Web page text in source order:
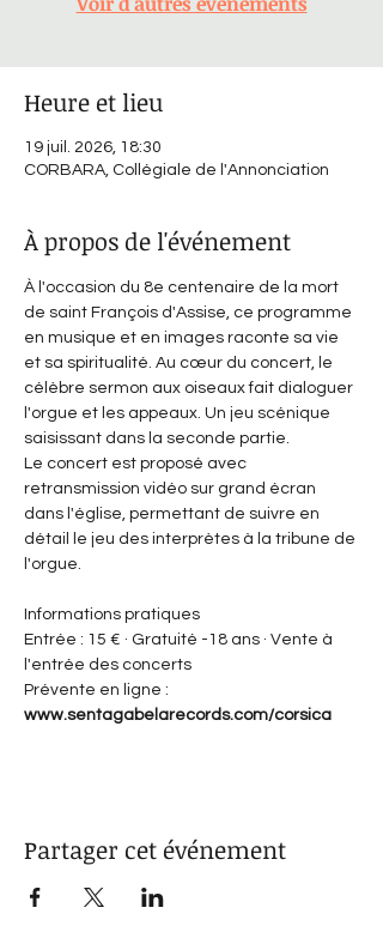
Heure et lieu
19 juil. 2026, 18:30
CORBARA, Collégiale de l'Annonciation
À propos de l'événement
À l'occasion du 8e centenaire de la mort
de saint François d'Assise, ce programme
en musique et en images raconte sa vie
et sa spiritualité. Au cœur du concert, le
célèbre sermon aux oiseaux fait dialoguer
l'orgue et les appeaux. Un jeu scénique
saisissant dans la seconde partie.
Le concert est proposé avec
retransmission vidéo sur grand écran
dans l'église, permettant de suivre en
détail le jeu des interprètes à la tribune de
l'orgue.
Informations pratiques
Entrée : 15 € · Gratuité -18 ans · Vente à
l'entrée des concerts
Prévente en ligne :
www.sentagabelarecords.com/corsica
Partager cet événement